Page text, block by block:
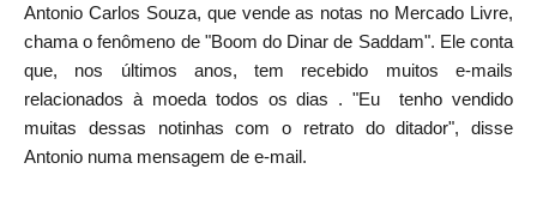
Antonio Carlos Souza, que vende as notas no Mercado Livre,
chama o fenômeno de "Boom do Dinar de Saddam". Ele conta
que, nos últimos anos, tem recebido muitos e-mails
relacionados à moeda todos os dias . "Eu tenho vendido
muitas dessas notinhas com o retrato do ditador", disse
Antonio numa mensagem de e-mail.